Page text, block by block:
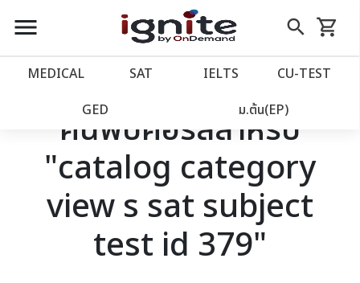
close
account_balance หน้าแรก
เว็บไซต์อิกไนท์
โปรโมชั่น
วางแผนการเรียน
เข้าสู่ระบบ
menu search
Skip
to
shopping_cart
รถเข็น
MEDICAL SAT IELTS CU‑TEST
GED ม.ต้น(EP)
ค้นพบคอร์สสำหรับ
"catalog category
view s sat subject
test id 379"